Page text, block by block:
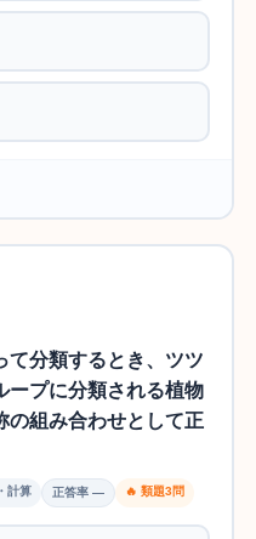
て分類するとき、ツツ
ープに分類される植物
の組み合わせとして正
計算 正答率 — 🔥 類題3問